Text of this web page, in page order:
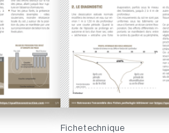
Fiche technique